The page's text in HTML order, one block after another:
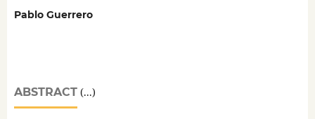
Pablo Guerrero
ABSTRACT(...)